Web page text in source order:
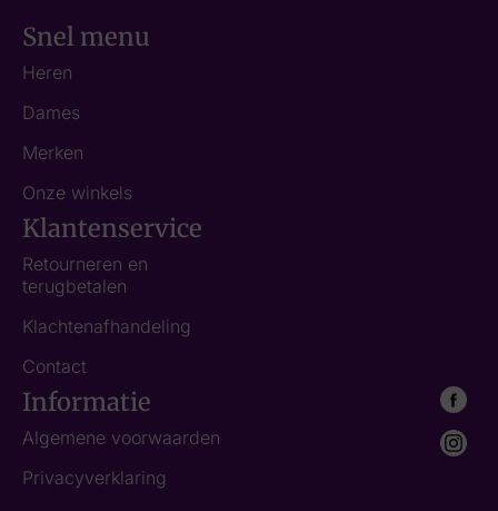
Snel menu
Heren
Dames
Merken
Onze winkels
Klantenservice
Retourneren en
terugbetalen
Klachtenafhandeling
Contact
Informatie
Algemene voorwaarden
Privacyverklaring